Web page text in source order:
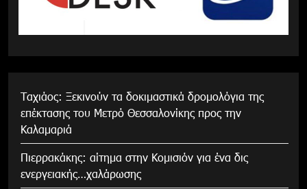
Tαχιάος: Ξεκινούν τα δοκιμαστικά δρομολόγια της
επέκτασης του Μετρό Θεσσαλονίκης προς την
Καλαμαριά
Πιερρακάκης: αίτημα στην Κομισιόν για ένα δις
ενεργειακής…χαλάρωσης